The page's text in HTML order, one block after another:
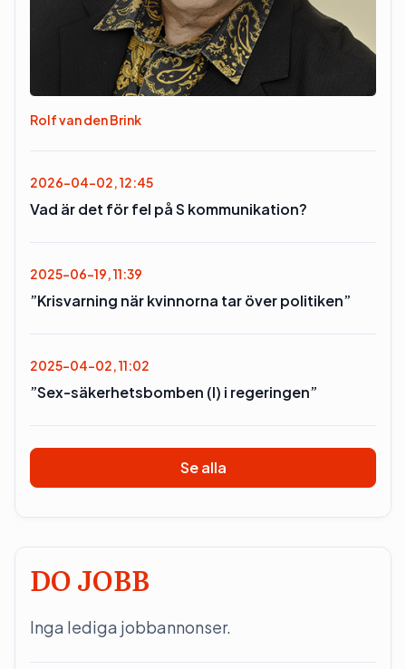
Rolf van den Brink
2026-04-02, 12:45
Vad är det för fel på S kommunikation?
2025-06-19, 11:39
”Krisvarning när kvinnorna tar över politiken”
2025-04-02, 11:02
”Sex-säkerhetsbomben (l) i regeringen”
Se alla
DO JOBB
Inga lediga jobbannonser.